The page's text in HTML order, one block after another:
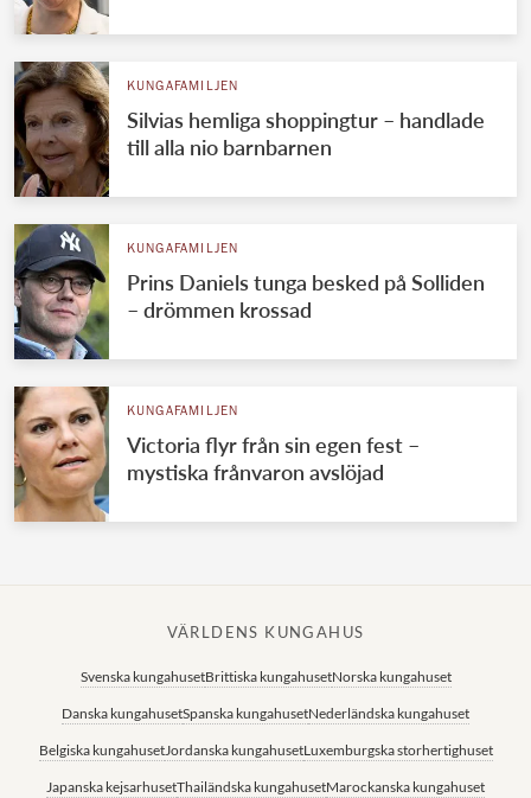
KUNGAFAMILJEN
Silvias hemliga shoppingtur – handlade
till alla nio barnbarnen
KUNGAFAMILJEN
Prins Daniels tunga besked på Solliden
– drömmen krossad
KUNGAFAMILJEN
Victoria flyr från sin egen fest –
mystiska frånvaron avslöjad
VÄRLDENS KUNGAHUS
Svenska kungahusetBrittiska kungahusetNorska kungahuset
Danska kungahusetSpanska kungahusetNederländska kungahuset
Belgiska kungahusetJordanska kungahusetLuxemburgska storhertighuset
Japanska kejsarhusetThailändska kungahusetMarockanska kungahuset